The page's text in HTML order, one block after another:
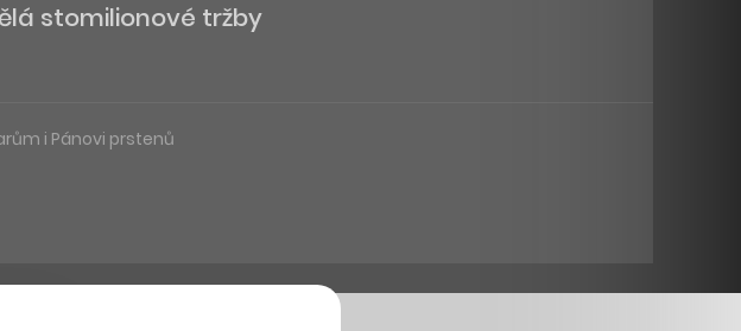
stomilionové tržby
i Pánovi prstenů